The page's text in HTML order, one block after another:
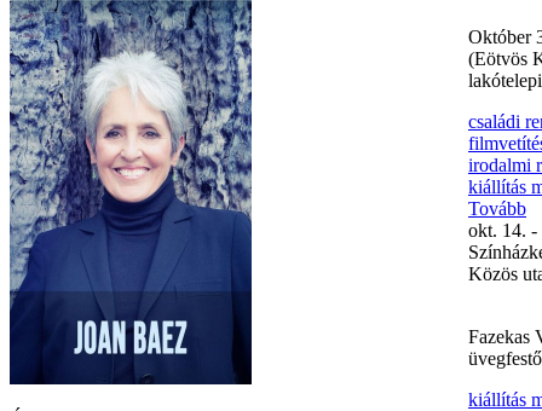
Zenei
A
jazz
Tovább
okt. 3. -
Október